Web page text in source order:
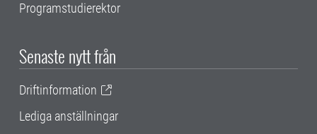
Programstudierektor
Senaste nytt från
Driftinformation
Lediga anställningar